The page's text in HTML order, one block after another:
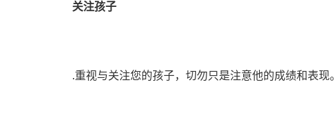
关注孩子
.重视与关注您的孩子，切勿只是注意他的成绩和表现。